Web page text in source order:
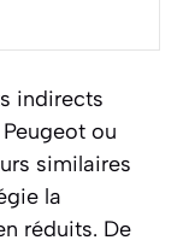
indirects
ou
similaires
la
réduits. De